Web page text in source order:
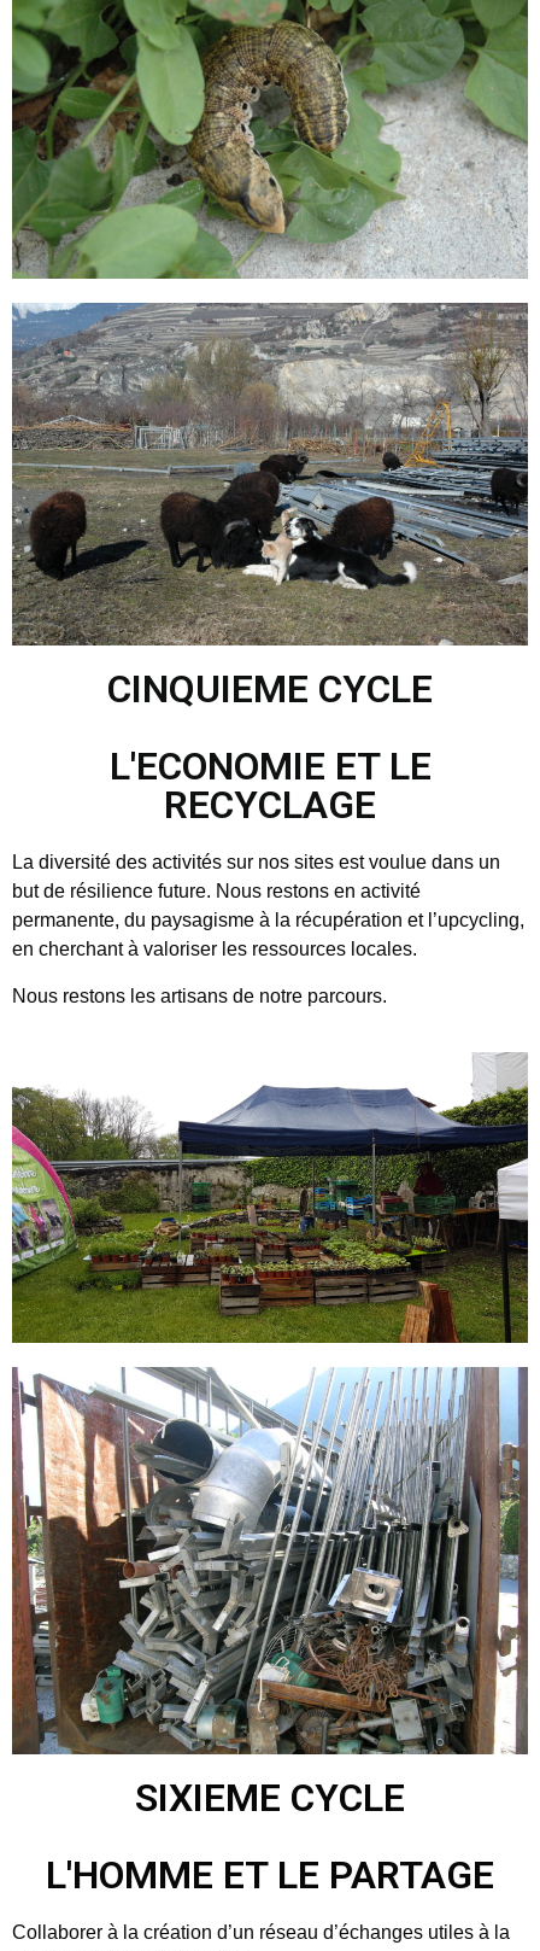
CINQUIEME CYCLE
L'ECONOMIE ET LE
RECYCLAGE
La diversité des activités sur nos sites est voulue dans un
but de résilience future. Nous restons en activité
permanente, du paysagisme à la récupération et l’upcycling,
en cherchant à valoriser les ressources locales.
Nous restons les artisans de notre parcours.
SIXIEME CYCLE
L'HOMME ET LE PARTAGE
Collaborer à la création d’un réseau d’échanges utiles à la